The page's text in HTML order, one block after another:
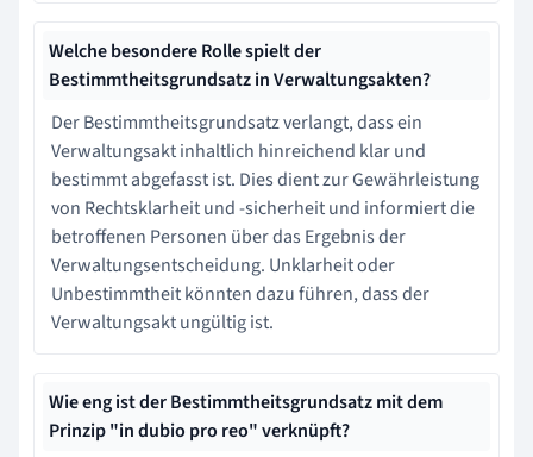
Welche besondere Rolle spielt der
Bestimmtheitsgrundsatz in Verwaltungsakten?
Der Bestimmtheitsgrundsatz verlangt, dass ein
Verwaltungsakt inhaltlich hinreichend klar und
bestimmt abgefasst ist. Dies dient zur Gewährleistung
von Rechtsklarheit und -sicherheit und informiert die
betroffenen Personen über das Ergebnis der
Verwaltungsentscheidung. Unklarheit oder
Unbestimmtheit könnten dazu führen, dass der
Verwaltungsakt ungültig ist.
Wie eng ist der Bestimmtheitsgrundsatz mit dem
Prinzip "in dubio pro reo" verknüpft?